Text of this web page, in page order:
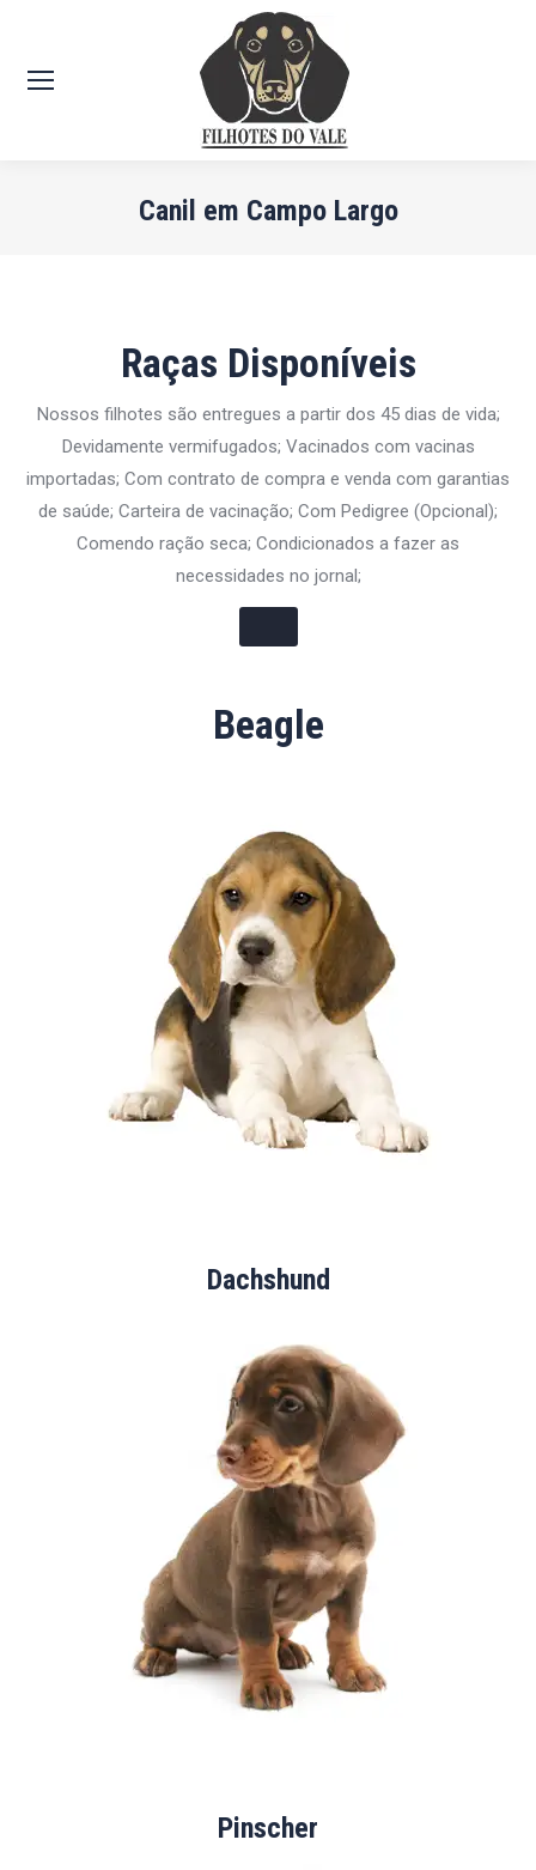
Canil em Campo Largo
Raças Disponíveis
Nossos filhotes são entregues a partir dos 45 dias de vida;
Devidamente vermifugados; Vacinados com vacinas
importadas; Com contrato de compra e venda com garantias
de saúde; Carteira de vacinação; Com Pedigree (Opcional);
Comendo ração seca; Condicionados a fazer as
necessidades no jornal;
Beagle
Dachshund
Pinscher